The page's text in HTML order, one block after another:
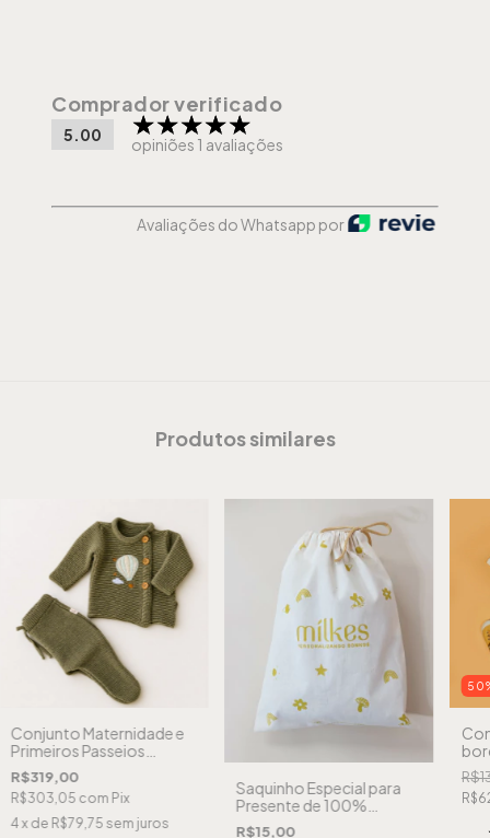
Comprador verificado
5.00 opiniões 1 avaliações
Avaliações do Whatsapp por
Produtos similares
Conjunto Maternidade e
Primeiros Passeios
Minimal Oliva Bordado -
Balão
R$319,00
R$303,05 com Pix
4 x de R$79,75 sem juros
Saquinho Especial para
Presente de 100%
Algodão Cru
R$15,00
50